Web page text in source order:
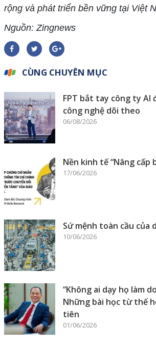
rộng và phát triển bền vững tại Việt
Nguồn: Zingnews
CÙNG CHUYÊN MỤC
FPT bắt tay công ty AI
công nghệ dõi theo
06/08/2026
Nền kinh tế “Nâng cấp
17/06/2026
Sứ mệnh toàn cầu của
10/06/2026
“Không ai dạy họ làm
Những bài học từ thế
tiên
01/06/2026